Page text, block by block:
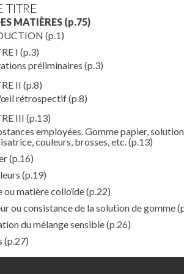
TITRE
MATIÈRES (p.75)
(p.1)
I (p.3)
préliminaires (p.3)
II (p.8)
rétrospectif(p.8)
III (p.13)
employées. Gomme papier, solution
couleurs, brosses, etc. (p.13)
(p.16)
(p.19)
ou matière colloïde(p.22)
ou consistance de la solution de gomme
du mélange sensible(p.26)
(p.27)
IV(p.30)